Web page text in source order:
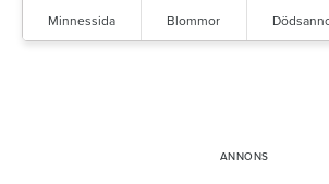
Minnessida Blommor